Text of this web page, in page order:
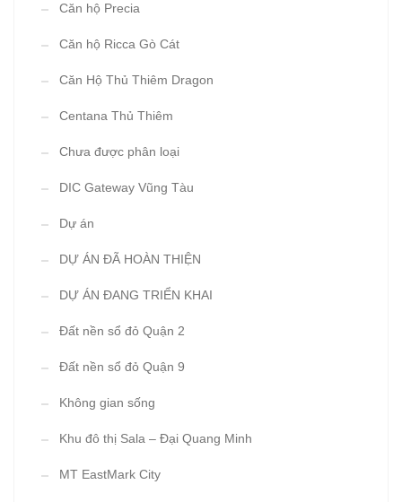
Căn hộ Precia
Căn hộ Ricca Gò Cát
Căn Hộ Thủ Thiêm Dragon
Centana Thủ Thiêm
Chưa được phân loại
DIC Gateway Vũng Tàu
Dự án
DỰ ÁN ĐÃ HOÀN THIỆN
DỰ ÁN ĐANG TRIỂN KHAI
Đất nền sổ đỏ Quận 2
Đất nền sổ đỏ Quận 9
Không gian sống
Khu đô thị Sala – Đại Quang Minh
MT EastMark City